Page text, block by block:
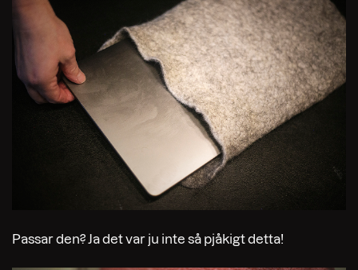
Passar den? Ja det var ju inte så pjåkigt detta!